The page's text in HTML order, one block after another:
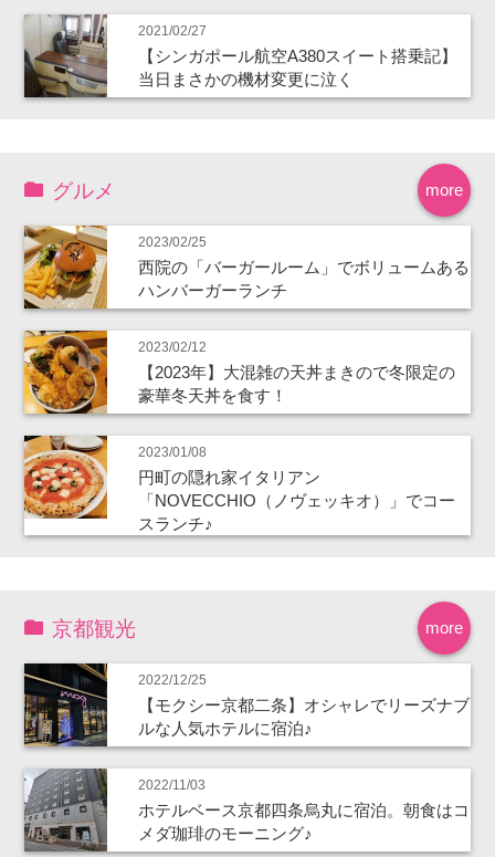
2021/02/27
【シンガポール航空A380スイート搭乗記】
当日まさかの機材変更に泣く
more
グルメ
2023/02/25
西院の「バーガールーム」でボリュームある
ハンバーガーランチ
2023/02/12
【2023年】大混雑の天丼まきので冬限定の
豪華冬天丼を食す！
2023/01/08
円町の隠れ家イタリアン
「NOVECCHIO（ノヴェッキオ）」でコー
スランチ♪
more
京都観光
2022/12/25
【モクシー京都二条】オシャレでリーズナブ
ルな人気ホテルに宿泊♪
2022/11/03
ホテルベース京都四条烏丸に宿泊。朝食はコ
メダ珈琲のモーニング♪